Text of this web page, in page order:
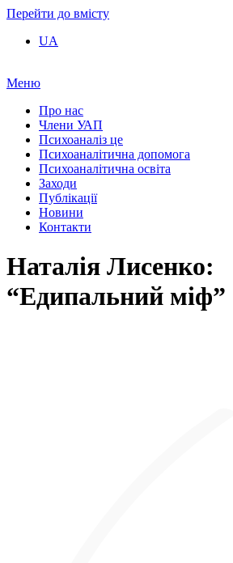
Перейти до вмісту
UA
Меню
Про нас
Члени УАП
Психоаналіз це
Психоаналітична допомога
Психоаналітична освіта
Заходи
Публікації
Новини
Контакти
Наталія Лисенко:
“Едипальний міф”